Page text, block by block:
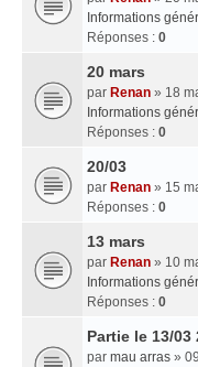
Informations
Réponses : 0
20 mars
par Renan » 18
Informations
Réponses : 0
20/03
par Renan » 15
Réponses : 0
13 mars
par Renan » 10
Informations
Réponses : 0
Partie le 13/03
par mau arras »